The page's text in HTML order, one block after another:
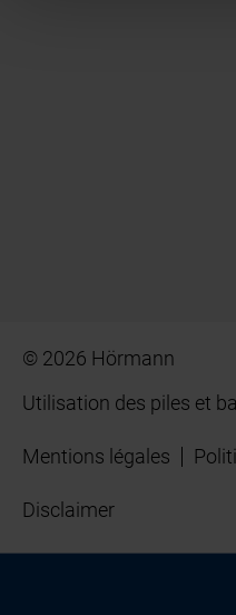
© 2026 Hörmann
Utilisation des piles et
Mentions légales
Disclaimer